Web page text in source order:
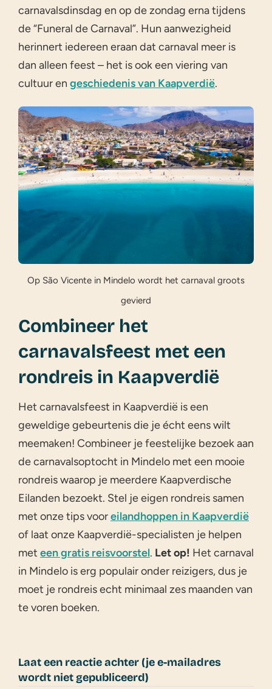
carnavalsdinsdag en op de zondag erna tijdens
de “Funeral de Carnaval”. Hun aanwezigheid
herinnert iedereen eraan dat carnaval meer is
dan alleen feest – het is ook een viering van
cultuur en geschiedenis van Kaapverdië.
Op São Vicente in Mindelo wordt het carnaval groots
gevierd
Combineer het
carnavalsfeest met een
rondreis in Kaapverdië
Het carnavalsfeest in Kaapverdië is een
geweldige gebeurtenis die je écht eens wilt
meemaken! Combineer je feestelijke bezoek aan
de carnavalsoptocht in Mindelo met een mooie
rondreis waarop je meerdere Kaapverdische
Eilanden bezoekt. Stel je eigen rondreis samen
met onze tips vooreilandhoppen in Kaapverdië
of laat onze Kaapverdië-specialisten je helpen
met een gratis reisvoorstel. Let op! Het carnaval
in Mindelo is erg populair onder reizigers, dus je
moet je rondreis echt minimaal zes maanden van
te voren boeken.
Laat een reactie achter (je e-mailadres
wordt niet gepubliceerd)